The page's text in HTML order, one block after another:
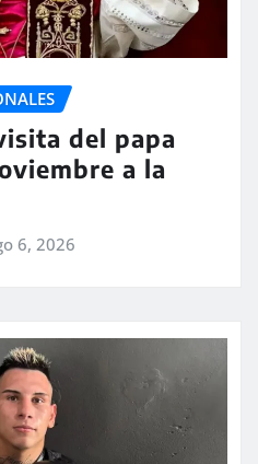
del papa
a la
6, 2026